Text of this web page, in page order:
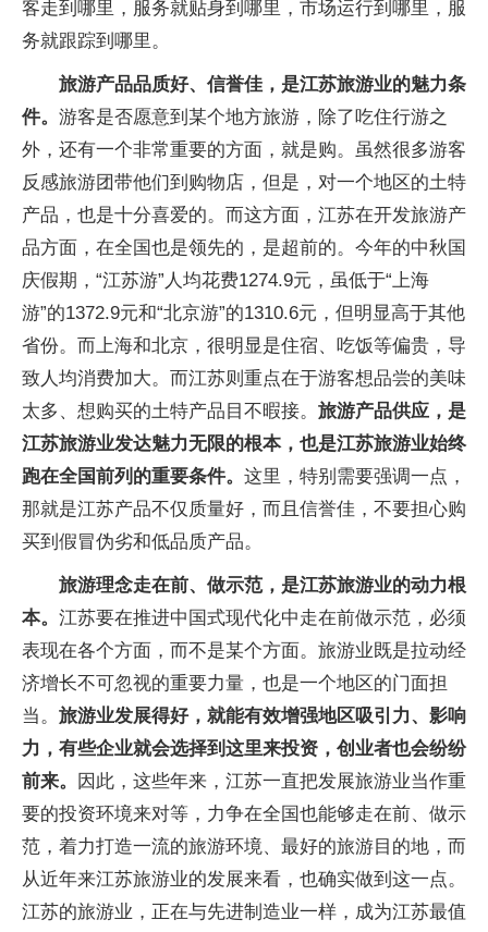
客走到哪里，服务就贴身到哪里，市场运行到哪里，服
务就跟踪到哪里。
旅游产品品质好、信誉佳，是江苏旅游业的魅力条
件。 游客是否愿意到某个地方旅游，除了吃住行游之
外，还有一个非常重要的方面，就是购。虽然很多游客
反感旅游团带他们到购物店，但是，对一个地区的土特
产品，也是十分喜爱的。而这方面，江苏在开发旅游产
品方面，在全国也是领先的，是超前的。今年的中秋国
庆假期，“江苏游”人均花费1274.9元，虽低于“上海
游”的1372.9元和“北京游”的1310.6元，但明显高于其他
省份。而上海和北京，很明显是住宿、吃饭等偏贵，导
致人均消费加大。而江苏则重点在于游客想品尝的美味
太多、想购买的土特产品目不暇接。 旅游产品供应，是
江苏旅游业发达魅力无限的根本，也是江苏旅游业始终
跑在全国前列的重要条件。 这里，特别需要强调一点，
那就是江苏产品不仅质量好，而且信誉佳，不要担心购
买到假冒伪劣和低品质产品。
旅游理念走在前、做示范，是江苏旅游业的动力根
本。 江苏要在推进中国式现代化中走在前做示范，必须
表现在各个方面，而不是某个方面。旅游业既是拉动经
济增长不可忽视的重要力量，也是一个地区的门面担
当。 旅游业发展得好，就能有效增强地区吸引力、影响
力，有些企业就会选择到这里来投资，创业者也会纷纷
前来。
因此，这些年来，江苏一直把发展旅游业当作重
要的投资环境来对等，力争在全国也能够走在前、做示
范，着力打造一流的旅游环境、最好的旅游目的地，而
从近年来江苏旅游业的发展来看，也确实做到这一点。
江苏的旅游业，正在与先进制造业一样，成为江苏最值